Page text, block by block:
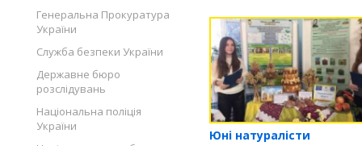
Генеральна Прокуратура
України
Служба безпеки України
Державне бюро
розслідувань
Національна поліція
України
Юні натуралісти